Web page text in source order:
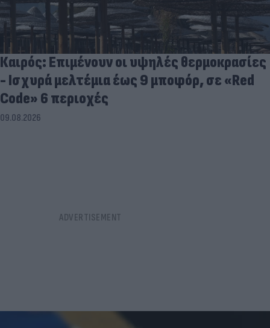
Καιρός: Επιμένουν οι υψηλές θερμοκρασίες
- Ισχυρά μελτέμια έως 9 μποφόρ, σε «Red
Code» 6 περιοχές
09.08.2026